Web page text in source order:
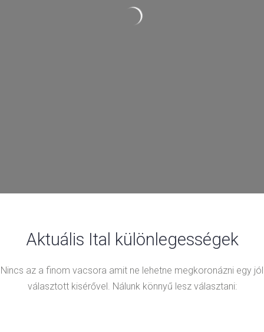
Aktuális Ital különlegességek
Nincs az a finom vacsora amit ne lehetne megkoronázni egy jól
választott kisérővel. Nálunk könnyű lesz választani: